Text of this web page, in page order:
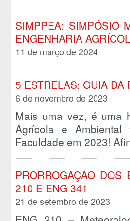
SIMPPEA: SIMPÓSIO
ENGENHARIA
11 de março de 2024
5 ESTRELAS: GUIA DA
6 de novembro de 2023
Mais uma vez, é uma
Agrícola e
Faculdade em 2023!
PRORROGAÇÃO
210 E ENG 341
21 de setembro de 2023